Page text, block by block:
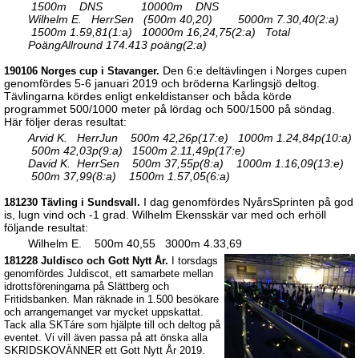
1500m DNS 10000m DNS
Wilhelm E. HerrSen (500m 40,20) 5000m 7.30,40(2:a)
1500m 1.59,81(1:a) 10000m 16,24,75(2:a) Total
PoängAllround 174.413 poäng(2:a)
190106 Norges cup i Stavanger. Den 6:e deltävlingen i Norges cupen
genomfördes 5-6 januari 2019 och bröderna Karlingsjö deltog.
Tävlingarna kördes enligt enkeldistanser och båda körde
programmet 500/1000 meter på lördag och 500/1500 på söndag.
Här följer deras resultat:
Arvid K. HerrJun 500m 42,26p(17:e) 1000m 1.24,84p(10:a)
500m 42,03p(9:a) 1500m 2.11,49p(17:e)
David K. HerrSen 500m 37,55p(8:a) 1000m 1.16,09(13:e)
500m 37,99(8:a) 1500m 1.57,05(6:a)
181230 Tävling i Sundsvall. I dag genomfördes NyårsSprinten på god
is, lugn vind och -1 grad. Wilhelm Ekensskär var med och erhöll
följande resultat:
Wilhelm E. 500m 40,55 3000m 4.33,69
181228 Juldisco och Gott Nytt År. I torsdags
genomfördes Juldiscot, ett samarbete mellan
idrottsföreningarna på Slättberg och
Fritidsbanken. Man räknade in 1.500 besökare
och arrangemanget var mycket uppskattat.
Tack alla SKTáre som hjälpte till och deltog på
eventet. Vi vill även passa på att önska alla
SKRIDSKOVÄNNER ett Gott Nytt År 2019.